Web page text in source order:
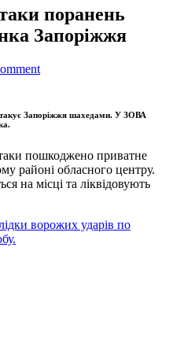
поранень
Запоріжжя
Запоріжжя шахедами. У ЗОВА
пошкоджено приватне
районі обласного центру.
на місці та ліквідовують
ворожих ударів по